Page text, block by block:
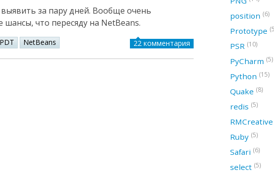
за пару дней. Вообще очень
шансы, что пересяду на NetBeans.
PDT NetBeans 22 комментария
position (6)
Prototype
PSR (10)
PyCharm (5)
Python (15)
Quake (8)
redis (5)
RMCreative
Ruby (5)
Safari (6)
select (5)